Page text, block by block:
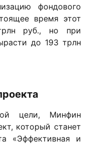
фондового
время этот
руб., но при
до 193 трлн
цели, Минфин
который станет
«Эффективная и